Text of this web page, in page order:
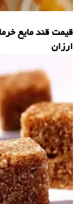
قیمت قند مایع
ارزان